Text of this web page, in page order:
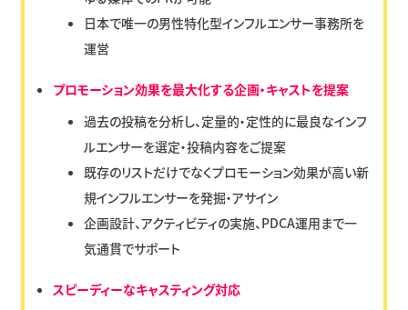
日本で唯一の男性特化型インフルエンサー事務所を
運営
プロモーション効果を最大化する企画・キャストを提案
過去の投稿を分析し、定量的・定性的に最良なインフ
ルエンサーを選定・投稿内容をご提案
既存のリストだけでなくプロモーション効果が高い新
規インフルエンサーを発掘・アサイン
企画設計、アクティビティの実施、PDCA運用まで一
気通貫でサポート
スピーディーなキャスティング対応